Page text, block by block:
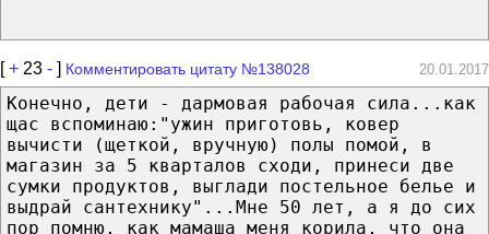
[+ 23 - ] Комментировать цитату №138028 20.01.2017
Конечно, дети - дармовая рабочая сила...как
щас вспоминаю:"ужин приготовь, ковер
вычисти (щеткой, вручную) полы помой, в
магазин за 5 кварталов сходи, принеси две
сумки продуктов, выглади постельное белье и
выдрай сантехнику"...Мне 50 лет, а я до сих
пор помню, как мамаша меня корила, что она